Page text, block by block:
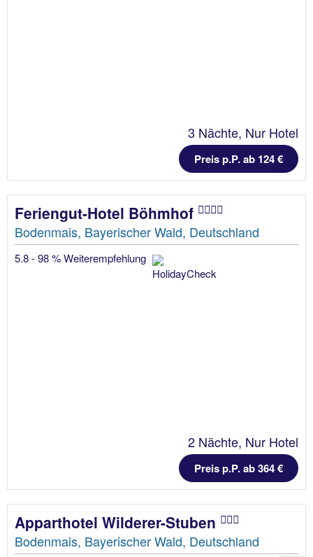
3 Nächte, Nur Hotel
Preis p.P. ab 124 €
Feriengut-Hotel Böhmhof
Bodenmais, Bayerischer Wald, Deutschland
5.8 - 98 % Weiterempfehlung
2 Nächte, Nur Hotel
Preis p.P. ab 364 €
Apparthotel Wilderer-Stuben
Bodenmais, Bayerischer Wald, Deutschland